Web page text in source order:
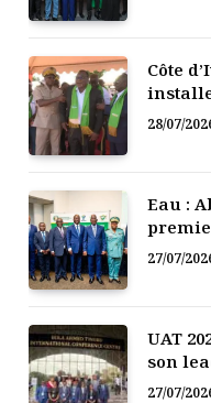
Côte
28/07/
Eau :
27/07/
UAT
son
27/07/